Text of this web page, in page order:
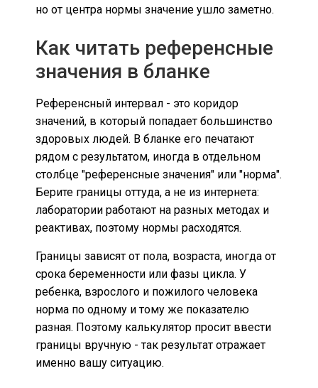
но от центра нормы значение ушло заметно.
Как читать референсные
значения в бланке
Референсный интервал - это коридор
значений, в который попадает большинство
здоровых людей. В бланке его печатают
рядом с результатом, иногда в отдельном
столбце "референсные значения" или "норма".
Берите границы оттуда, а не из интернета:
лаборатории работают на разных методах и
реактивах, поэтому нормы расходятся.
Границы зависят от пола, возраста, иногда от
срока беременности или фазы цикла. У
ребенка, взрослого и пожилого человека
норма по одному и тому же показателю
разная. Поэтому калькулятор просит ввести
границы вручную - так результат отражает
именно вашу ситуацию.